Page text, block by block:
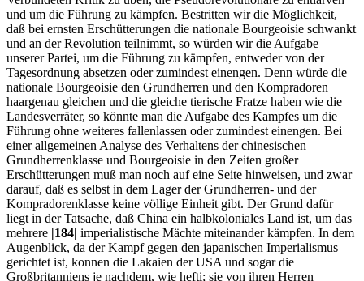
und um die Führung zu kämpfen. Bestritten wir die Möglichkeit,
daß bei ernsten Erschütterungen die nationale Bourgeoisie schwankt
und an der Revolution teilnimmt, so würden wir die Aufgabe
unserer Partei, um die Führung zu kämpfen, entweder von der
Tagesordnung absetzen oder zumindest einengen. Denn würde die
nationale Bourgeoisie den Grundherren und den Kompradoren
haargenau gleichen und die gleiche tierische Fratze haben wie die
Landesverräter, so könnte man die Aufgabe des Kampfes um die
Führung ohne weiteres fallenlassen oder zumindest einengen. Bei
einer allgemeinen Analyse des Verhaltens der chinesischen
Grundherrenklasse und Bourgeoisie in den Zeiten großer
Erschütterungen muß man noch auf eine Seite hinweisen, und zwar
darauf, daß es selbst in dem Lager der Grundherren- und der
Kompradorenklasse keine völlige Einheit gibt. Der Grund dafür
liegt in der Tatsache, daß China ein halbkoloniales Land ist, um das
mehrere |184| imperialistische Mächte miteinander kämpfen. In dem
Augenblick, da der Kampf gegen den japanischen Imperialismus
gerichtet ist, konnen die Lakaien der USA und sogar die
Großbritanniens je nachdem, wie hefti; sie von ihren Herren